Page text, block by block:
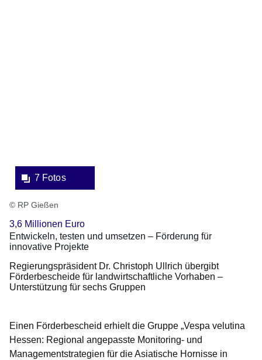
7 Fotos
© RP Gießen
3,6 Millionen Euro
Entwickeln, testen und umsetzen – Förderung für
innovative Projekte
Regierungspräsident Dr. Christoph Ullrich übergibt
Förderbescheide für landwirtschaftliche Vorhaben –
Unterstützung für sechs Gruppen
Einen Förderbescheid erhielt die Gruppe „Vespa velutina
Hessen: Regional angepasste Monitoring- und
Managementstrategien für die Asiatische Hornisse in